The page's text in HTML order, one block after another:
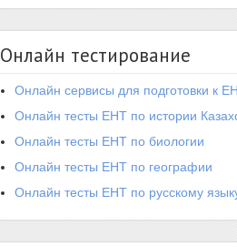
Онлайн тестирование
Онлайн сервисы для подготовки к
Онлайн тесты ЕНТ по истории
Онлайн тесты ЕНТ по биологии
Онлайн тесты ЕНТ по географии
Онлайн тесты ЕНТ по русскому